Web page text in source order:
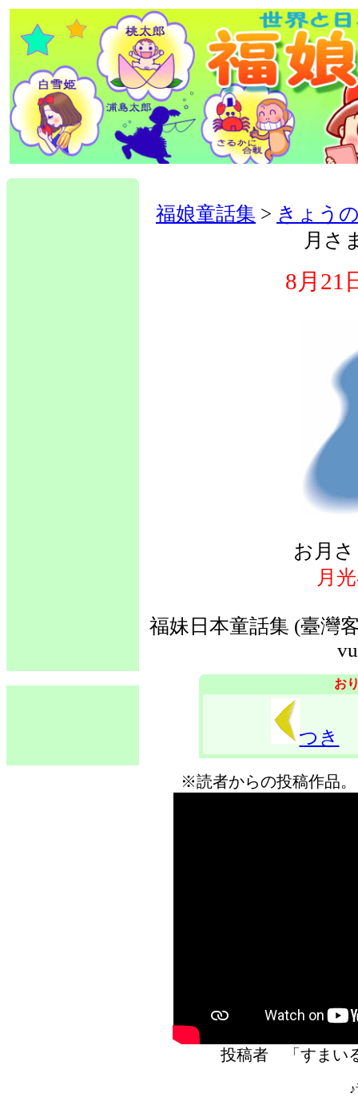
福娘童話集 > きょう
月さ
8月21
お月
月
福妹日本童話集 (臺灣
お
つき
※読者からの投稿作品
投稿者 「すま